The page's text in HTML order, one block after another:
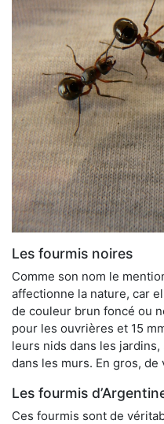
Les fourmis noires
Comme son nom le
affectionne la nature, car
de couleur brun foncé ou
pour les ouvrières et 15
leurs nids dans les jardins,
dans les murs. En gros,
Les fourmis
Ces fourmis sont de